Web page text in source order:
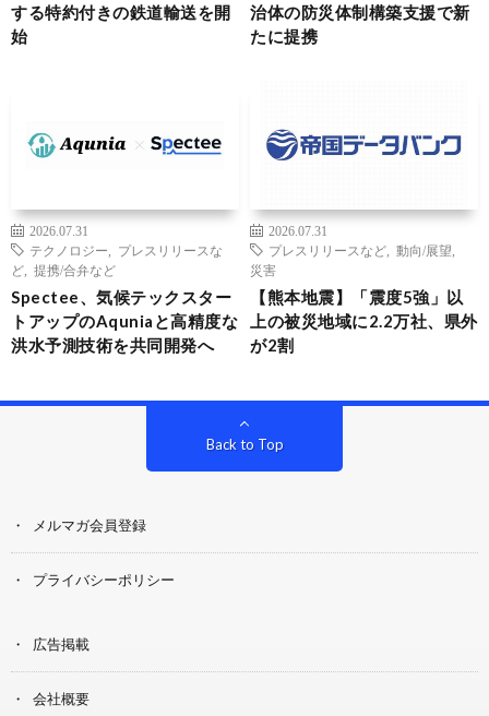
する特約付きの鉄道輸送を開
始
治体の防災体制構築支援で新
たに提携
2026.07.31
テクノロジー
プレスリリースな
ど
提携/合弁など
Spectee、気候テックスター
トアップのAquniaと高精度な
洪水予測技術を共同開発へ
2026.07.31
プレスリリースなど
動向/展望
災害
【熊本地震】「震度5強」以
上の被災地域に2.2万社、県外
が2割
Back to Top
メルマガ会員登録
プライバシーポリシー
広告掲載
会社概要